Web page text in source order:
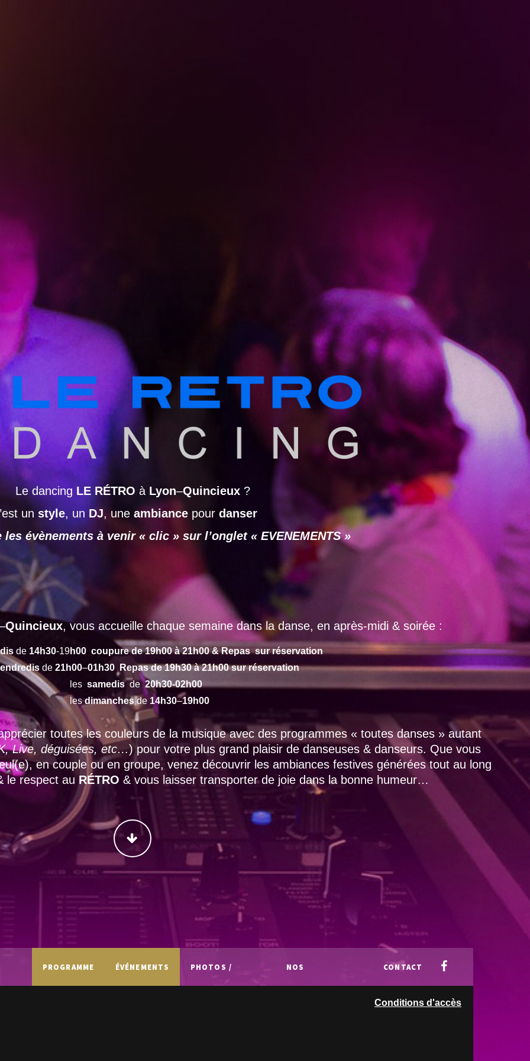
Le dancing LE RÉTRO à Lyon–Quincieux?
un style, un DJ, une ambiance pour danser
évènements à venir « clic » sur l’onglet « EVENEMENTS »
Quincieux, vous accueille chaque semaine dans la danse, en après-midi & soirée :
de 14h30-19h00 coupure de 19h00 à 21h00 & Repas sur réservation
de 21h00–01h30 Repas de 19h30 à 21h00 sur réservation
les samedisde20h30-02h00
lesdimanchesde 14h30–19h00
toutes les couleurs de la musique avec des programmes « toutes danses » autant
Live, déguisées, etc…) pour votre plus grand plaisir de danseuses & danseurs. Que vous
en couple ou en groupe, venez découvrir les ambiances festives générées tout au long
le respect au RÉTRO & vous laisser transporter de joie dans la bonne humeur…
CONTINUER
PROGRAMME ÉVÉNEMENTS PHOTOS / NOS CONTACT
Conditions d'accès